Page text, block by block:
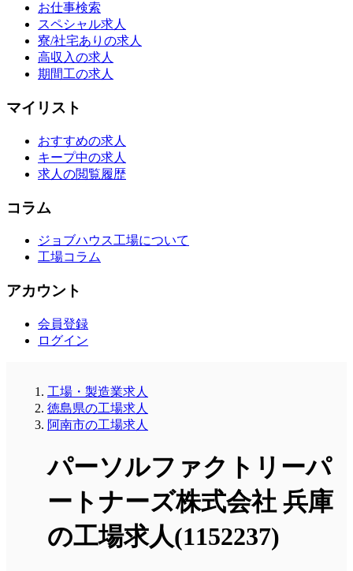
お仕事検索
スペシャル求人
寮/社宅ありの求人
高収入の求人
期間工の求人
マイリスト
おすすめの求人
キープ中の求人
求人の閲覧履歴
コラム
ジョブハウス工場について
工場コラム
アカウント
会員登録
ログイン
工場・製造業求人
徳島県の工場求人
阿南市の工場求人
パーソルファクトリーパ
ートナーズ株式会社 兵庫
の工場求人(1152237)